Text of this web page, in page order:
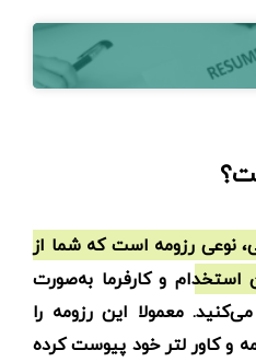
نوعی رزومه است که شما از
استخدام و کارفرما به‌صورت
معمولا این رزومه را
و کاور لتر خود پیوست کرده